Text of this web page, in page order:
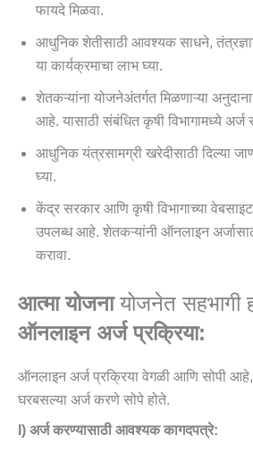
फायदे मिळवा.
आधुनिक शेतीसाठी आवश्यक साधने,
या कार्यक्रमाचा लाभ घ्या.
शेतकऱ्यांना योजनेअंतर्गत मिळणाऱ्या
आहे. यासाठी संबंधित कृषी विभागामध्ये अर्ज
आधुनिक यंत्रसामग्री खरेदीसाठी दिल्या
घ्या.
केंद्र सरकार आणि कृषी विभागाच्या
उपलब्ध आहे. शेतकऱ्यांनी ऑनलाइन
करावा.
आत्‍मा योजना योजनेत सहभागी
ऑनलाइन अर्ज प्रक्रिया:
ऑनलाइन अर्ज प्रक्रिया वेगळी आणि सोपी
घरबसल्या अर्ज करणे सोपे होते.
I) अर्ज करण्यासाठी आवश्यक कागदपत्रे: